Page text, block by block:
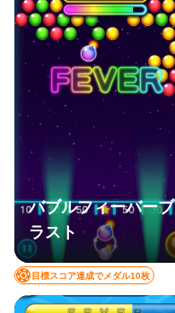
バブルフィーバーブ
ラスト
目標スコア達成でメダル10枚